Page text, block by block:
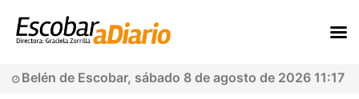
Belén de Escobar, sábado 8 de agosto de 2026 11:17